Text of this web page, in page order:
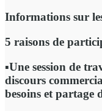
Informations sur
5 raisons de
▪️Une session de
discours
besoins et partage